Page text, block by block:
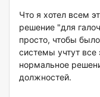
Что я хотел всем
решение "для
просто, чтобы
системы учтут все
нормальное
должностей.